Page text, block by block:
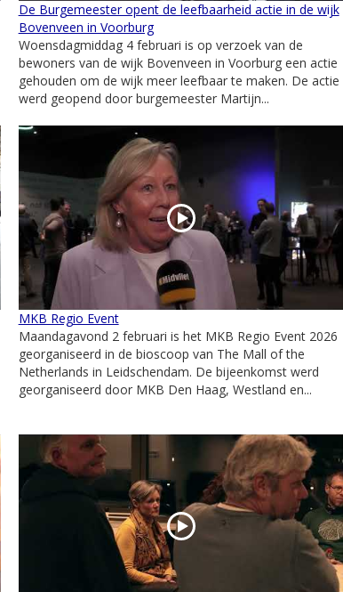
De Burgemeester opent de leefbaarheid actie in de wijk
Bovenveen in Voorburg
Woensdagmiddag 4 februari is op verzoek van de
bewoners van de wijk Bovenveen in Voorburg een actie
gehouden om de wijk meer leefbaar te maken. De actie
werd geopend door burgemeester Martijn...
MKB Regio Event
Maandagavond 2 februari is het MKB Regio Event 2026
georganiseerd in de bioscoop van The Mall of the
Netherlands in Leidschendam. De bijeenkomst werd
georganiseerd door MKB Den Haag, Westland en...